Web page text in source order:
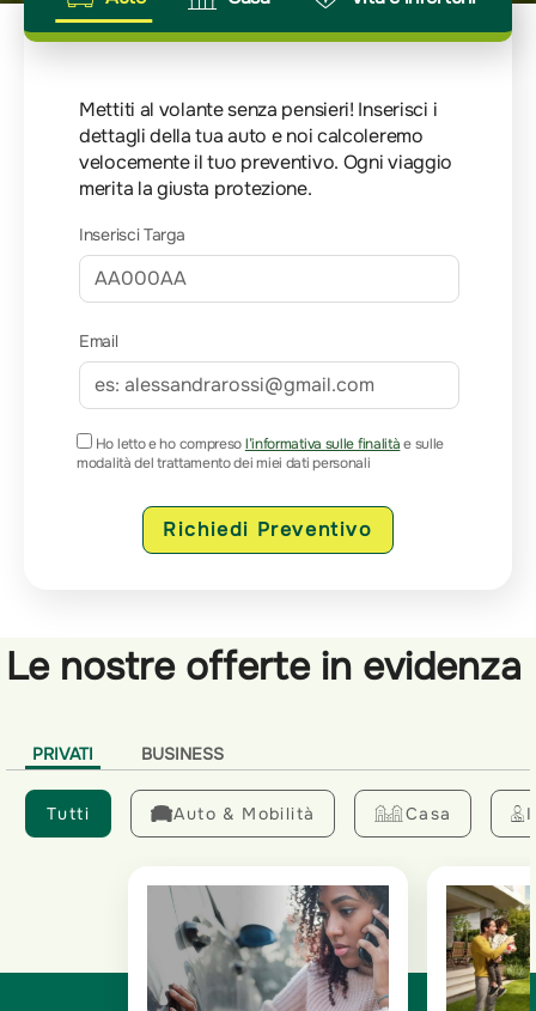
Mettiti al volante senza pensieri! Inserisci i
dettagli della tua auto e noi calcoleremo
velocemente il tuo preventivo. Ogni viaggio
merita la giusta protezione.
Inserisci Targa
Email
Ho letto e ho compresol’informativa sulle finalitàe sulle
modalità del trattamento dei miei dati personali
Richiedi Preventivo
Le nostre offerte in evidenza
PRIVATI BUSINESS
Tutti Auto & Mobilità Casa